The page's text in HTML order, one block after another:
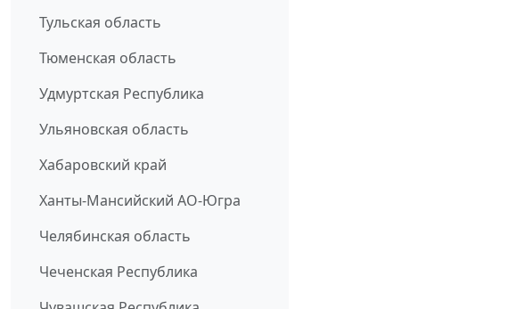
Тульская область
Тюменская область
Удмуртская Республика
Ульяновская область
Хабаровский край
Ханты-Мансийский АО-Югра
Челябинская область
Чеченская Республика